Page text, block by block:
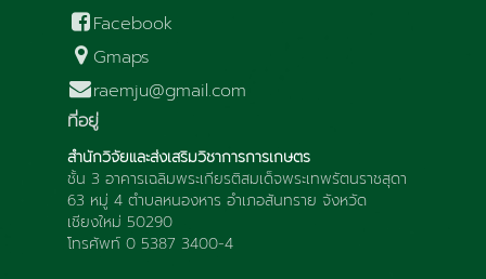
Facebook
Gmaps
raemju@gmail.com
ที่อยู่
สำนักวิจัยและส่งเสริมวิชาการการเกษตร
ชั้น 3 อาคารเฉลิมพระเกียรติสมเด็จพระเทพรัตนราชสุดา
63 หมู่ 4 ตำบลหนองหาร อำเภอสันทราย จังหวัด
เชียงใหม่ 50290
โทรศัพท์ 0 5387 3400-4